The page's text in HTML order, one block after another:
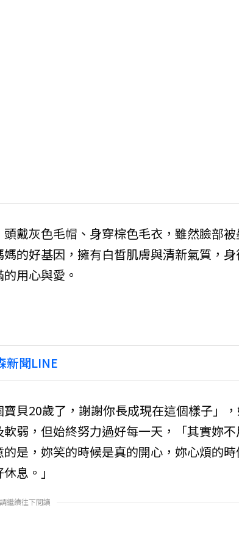
戴灰色毛帽、身穿棕色毛衣，雖然臉部
的好基因，擁有白皙肌膚與清新氣質，
用心與愛。
新聞LINE
貝20歲了，謝謝你長成現在這個樣子」
弱，但始終努力過好每一天，「其實妳
是，妳笑的時候是真的開心，妳心煩的
息。」
繼續往下閱讀